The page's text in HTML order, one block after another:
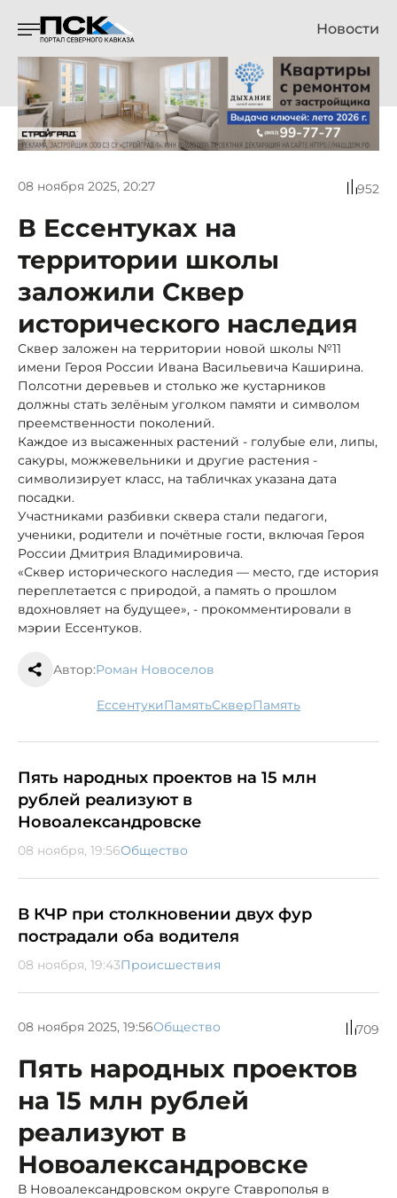
Новости
08 ноября 2025, 20:27 952
В Ессентуках на
территории школы
заложили Сквер
исторического наследия
Сквер заложен на территории новой школы №11
имени Героя России Ивана Васильевича Каширина.
Полсотни деревьев и столько же кустарников
должны стать зелёным уголком памяти и символом
преемственности поколений.
Каждое из высаженных растений - голубые ели, липы,
сакуры, можжевельники и другие растения -
символизирует класс, на табличках указана дата
посадки.
Участниками разбивки сквера стали педагоги,
ученики, родители и почётные гости, включая Героя
России Дмитрия Владимировича.
«Сквер исторического наследия — место, где история
переплетается с природой, а память о прошлом
вдохновляет на будущее», - прокомментировали в
мэрии Ессентуков.
Автор:Роман Новоселов
Ессентуки память сквер память
Пять народных проектов на 15 млн
рублей реализуют в
Новоалександровске
08 ноября, 19:56Общество
В КЧР при столкновении двух фур
пострадали оба водителя
08 ноября, 19:43Происшествия
08 ноября 2025, 19:56Общество 709
Пять народных проектов
на 15 млн рублей
реализуют в
Новоалександровске
В Новоалександровском округе Ставрополья в